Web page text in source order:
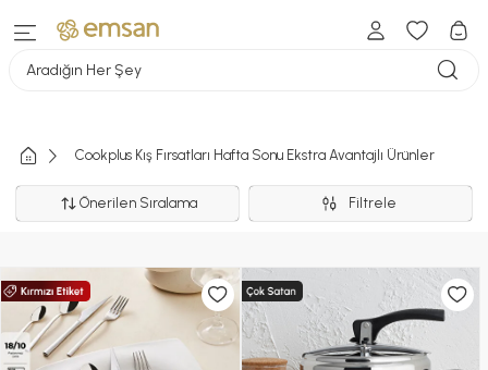
Aradığın Her Şey
Cookplus Kış Fırsatları Hafta Sonu Ekstra Avantajlı Ürünler
Önerilen Sıralama Filtrele